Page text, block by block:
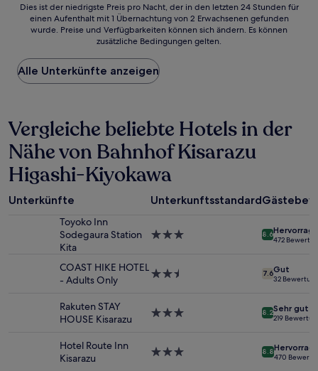
Dies
der
Preis
pro
Nacht,
den
letzten
24 Stunden
für
einen
Aufenthalt
mit
2 Erwachsenen
gefunden
Verfügbarkeiten
Dies ist der niedrigste Preis pro Nacht, der in den letzten 24 Stunden für
einen Aufenthalt mit 1 Übernachtung von 2 Erwachsenen gefunden
wurde. Preise und Verfügbarkeiten können sich ändern. Es können
zusätzliche Bedingungen gelten.
Alle Unterkünfte anzeigen
Vergleiche beliebte Hotels in der
Nähe von Bahnhof Kisarazu
Higashi-Kiyokawa
Unterkünfte Unterkunftsstandard
Toyoko Inn
Sodegaura Station
Kita
3.0-
8.6
472
COAST HIKE HOTEL
- Adults Only
2.5-
7.6Gut
32
Rakuten STAY
HOUSE Kisarazu
3.0-
8.2Sehr gut
219
Hotel Route Inn
Kisarazu
3.0-
8.8
470